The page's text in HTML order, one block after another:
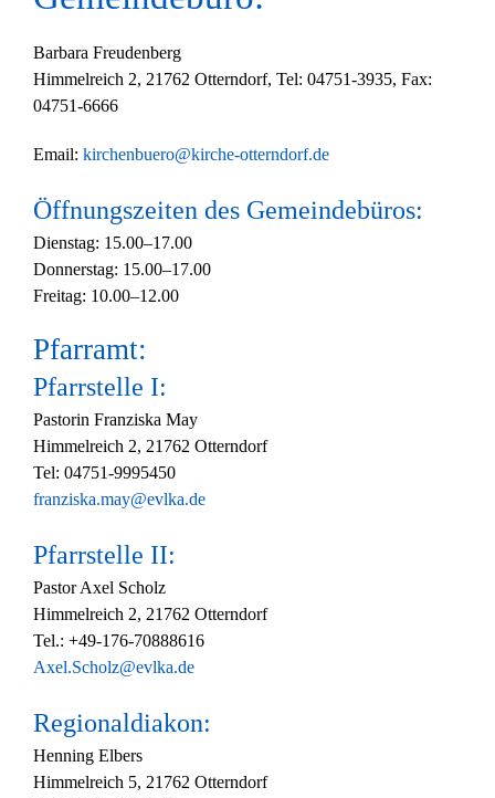
Barbara Freudenberg
Himmelreich 2, 21762 Otterndorf, Tel: 04751-3935, Fax:
04751-6666
Email: kirchenbuero@kirche-otterndorf.de
Öffnungszeiten des Gemeindebüros:
Dienstag: 15.00–17.00
Donnerstag: 15.00–17.00
Freitag: 10.00–12.00
Pfarramt:
Pfarrstelle I:
Pastorin Franziska May
Himmelreich 2, 21762 Otterndorf
Tel: 04751-9995450
franziska.may@evlka.de
Pfarrstelle II:
Pastor Axel Scholz
Himmelreich 2, 21762 Otterndorf
Tel.: +49-176-70888616
Axel.Scholz@evlka.de
Regionaldiakon:
Henning Elbers
Himmelreich 5, 21762 Otterndorf